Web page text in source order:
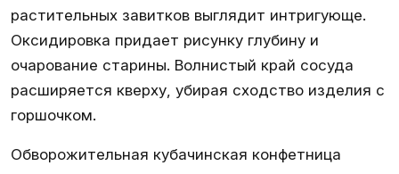
растительных завитков выглядит интригующе.
Оксидировка придает рисунку глубину и
очарование старины. Волнистый край сосуда
расширяется кверху, убирая сходство изделия с
горшочком.
Обворожительная кубачинская конфетница